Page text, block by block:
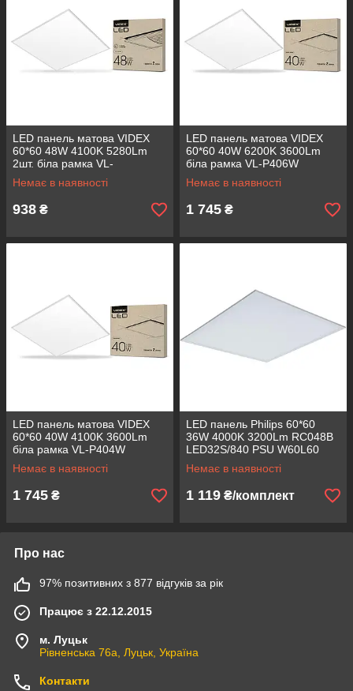
LED панель матова VIDEX
60*60 48W 4100K 5280Lm
2шт. біла рамка VL-
Pb484W(2) (світлодіодний
світильник)
Немає в наявності
938 ₴
LED панель матова VIDEX
60*60 40W 6200K 3600Lm
біла рамка VL-P406W
(світлодіодний світильник)
Немає в наявності
1 745 ₴
LED панель матова VIDEX
60*60 40W 4100K 3600Lm
біла рамка VL-P404W
(світлодіодний світильник)
Немає в наявності
1 745 ₴
LED панель Philips 60*60
36W 4000K 3200Lm RC048B
LED32S/840 PSU W60L60
NOC CFW 911401801480
Немає в наявності
1 119 ₴/комплект
Про нас
97% позитивних з 877 відгуків за рік
Працює з 22.12.2015
м. Луцьк
Рівненська 76а, Луцьк, Україна
Контакти